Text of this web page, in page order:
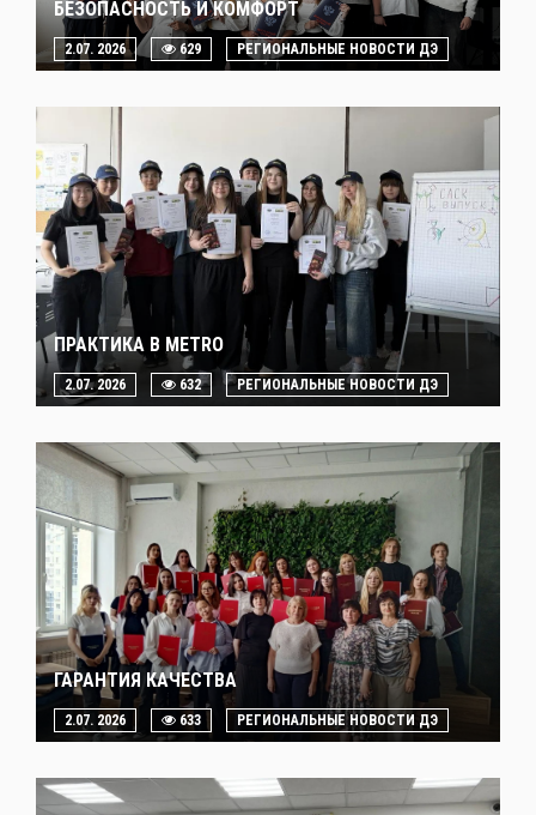
БЕЗОПАСНОСТЬ И КОМФОРТ
2.07. 2026 629 РЕГИОНАЛЬНЫЕ НОВОСТИ ДЭ
ПРАКТИКА В METRO
2.07. 2026 632 РЕГИОНАЛЬНЫЕ НОВОСТИ ДЭ
ГАРАНТИЯ КАЧЕСТВА
2.07. 2026 633 РЕГИОНАЛЬНЫЕ НОВОСТИ ДЭ